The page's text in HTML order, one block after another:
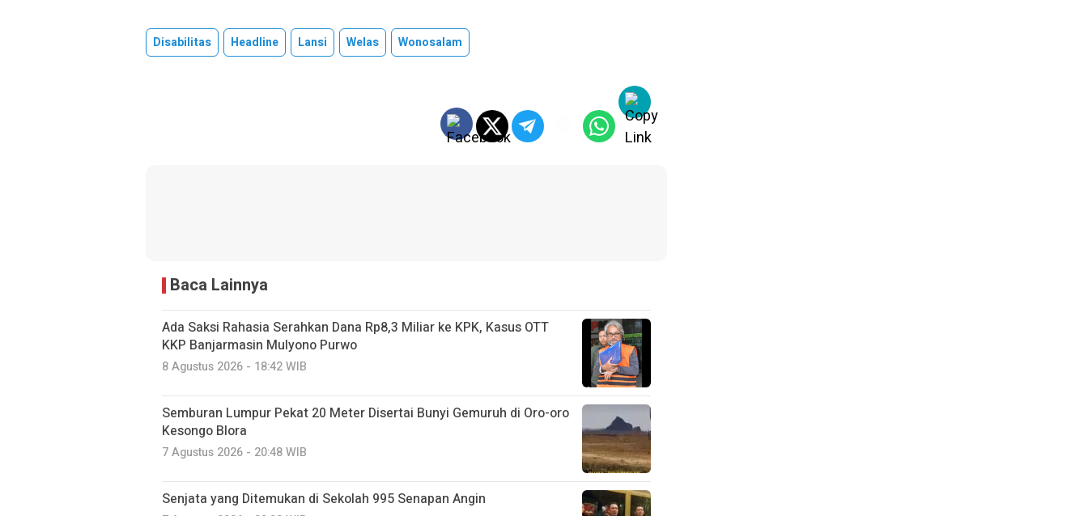
Disabilitas Headline Lansi Welas Wonosalam
Baca Lainnya
Ada Saksi Rahasia Serahkan Dana Rp8,3 Miliar ke KPK, Kasus OTT
KKP Banjarmasin Mulyono Purwo
8 Agustus 2026 - 18:42 WIB
Semburan Lumpur Pekat 20 Meter Disertai Bunyi Gemuruh di Oro-oro
Kesongo Blora
7 Agustus 2026 - 20:48 WIB
Senjata yang Ditemukan di Sekolah 995 Senapan Angin